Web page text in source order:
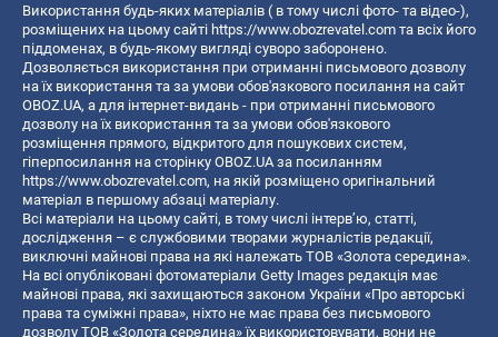
Використання будь-яких матеріалів ( в тому числі фото- та відео-),
розміщених на цьому сайті https://www.obozrevatel.com та всіх його
піддоменах, в будь-якому вигляді суворо заборонено.
Дозволяється використання при отриманні письмового дозволу
на їх використання та за умови обов'язкового посилання на сайт
OBOZ.UA, а для інтернет-видань - при отриманні письмового
дозволу на їх використання та за умови обов'язкового
розміщення прямого, відкритого для пошукових систем,
гіперпосилання на сторінку OBOZ.UA за посиланням
https://www.obozrevatel.com, на якій розміщено оригінальний
матеріал в першому абзаці матеріалу.
Всі матеріали на цьому сайті, в тому числі інтерв’ю, статті,
дослідження – є службовими творами журналістів редакції,
виключні майнові права на які належать ТОВ «Золота середина».
На всі опубліковані фотоматеріали Getty Images редакція має
майнові права, які захищаються законом України «Про авторські
права та суміжні права», ніхто не має права без письмового
дозволу ТОВ «Золота середина» їх використовувати, вони не